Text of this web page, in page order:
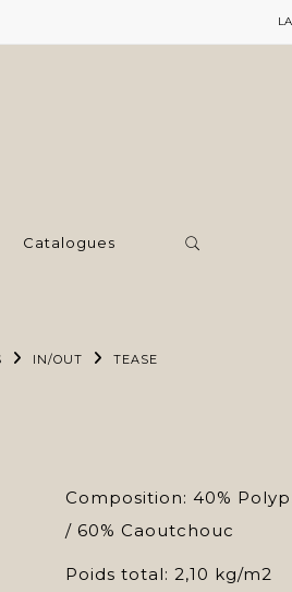
Catalogues
IN/OUT TEASE
Composition: 40%
/ 60% Caoutchouc
Poids total: 2,10 kg/m2